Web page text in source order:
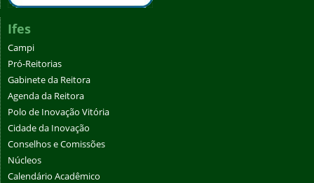
Ifes
Campi
Pró-Reitorias
Gabinete da Reitora
Agenda da Reitora
Polo de Inovação Vitória
Cidade da Inovação
Conselhos e Comissões
Núcleos
Calendário Acadêmico